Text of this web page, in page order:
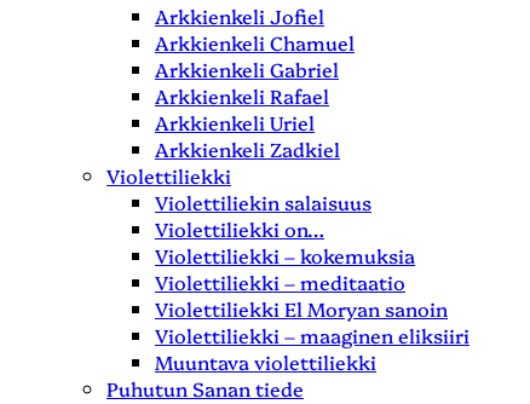
Arkkienkeli Jofiel
Arkkienkeli Chamuel
Arkkienkeli Gabriel
Arkkienkeli Rafael
Arkkienkeli Uriel
Arkkienkeli Zadkiel
Violettiliekki
Violettiliekin salaisuus
Violettiliekki on…
Violettiliekki – kokemuksia
Violettiliekki – meditaatio
Violettiliekki El Moryan sanoin
Violettiliekki – maaginen eliksiiri
Muuntava violettiliekki
Puhutun Sanan tiede